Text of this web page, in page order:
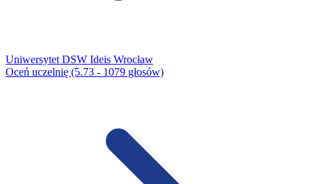
Uniwersytet DSW Ideis Wrocław​
Oceń uczelnię (5.73 - 1079 głosów)